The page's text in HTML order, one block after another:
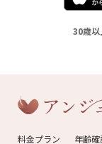
30歳以
料金プラン 年齢